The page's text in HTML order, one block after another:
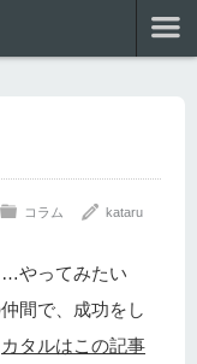
コラム kataru
…やってみたい
間で、成功をし
カタルはこの記事